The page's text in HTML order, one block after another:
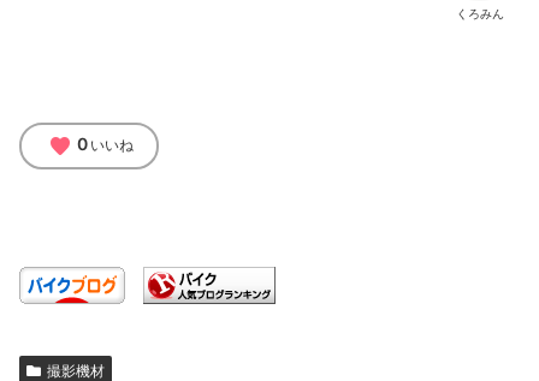
くろみん
favorite 0 いいね
撮影機材